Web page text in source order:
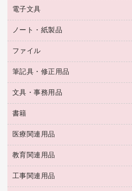
ハンドソープ・石鹸
トイレ用品
トイレ用洗剤
ティッシュペーパー
ダストボックス
タオル・アメニティ用品
スリッパ・サンダル・シューズ
スポーツ・レジャー用品
ゴミ袋
キッチン用品
タイムレコーダー
シュレッダ
ＯＨＰ用品
乾電池・充電池
フィルム・カメラ用品
デスクライト
アルバム
掃除機・クリーナー
空調・季節家電
その他電化製品
キッチン・調理家電
ＯＡタップ／延長コード
電子文具
電卓
ラベルテープ
その他電子文具
ノート・紙製品
封筒
粘着メモ
伝票
典礼用品
帳簿
額縁
各種用紙
ルーズリーフ
ファイル
名刺整理用品
板目表紙・綴込表紙
背幅が伸びるファイル
統一伝票用ファイル
収納保存用品
レターファイル
リングファイル
筆記具・修正用品
万年筆
筆ペン
消しゴム
修正液・修正ペン
修正テープ
鉛筆
文具・事務用品
輪ゴム
両面テープ
名札
保管・整理用品
壁面／足元収納
書籍
パソコンソフト
医療関連用品
保健用品
使い捨て手袋
感染症対策用品
教育関連用品
教育関連用品
工事関連用品